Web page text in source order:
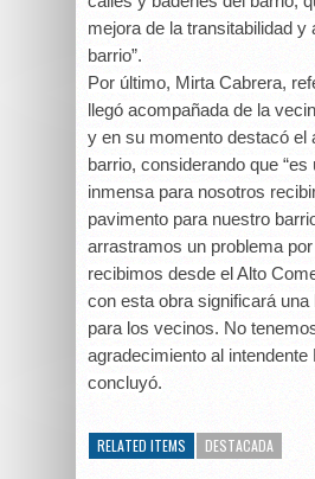
mejora de la transitabilidad y
barrio”.
Por último, Mirta Cabrera,
llegó acompañada de la
y en su momento destacó el
barrio, considerando que “es
inmensa para nosotros
pavimento para nuestro
arrastramos un problema
recibimos desde el Alto
con esta obra significará una
para los vecinos. No
agradecimiento al intendente
concluyó.
RELATED ITEMS DESTACADA